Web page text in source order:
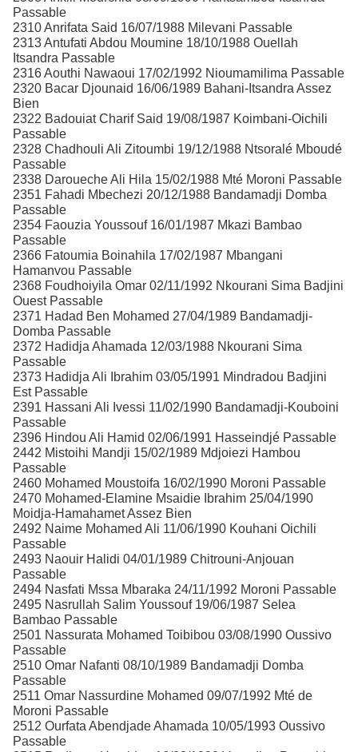
Passable
2310 Anrifata Said 16/07/1988 Milevani Passable
2313 Antufati Abdou Moumine 18/10/1988 Ouellah
Itsandra Passable
2316 Aouthi Nawaoui 17/02/1992 Nioumamilima Passable
2320 Bacar Djounaid 16/06/1989 Bahani-Itsandra Assez
Bien
2322 Badouiat Charif Said 19/08/1987 Koimbani-Oichili
Passable
2328 Chadhouli Ali Zitoumbi 19/12/1988 Ntsoralé Mboudé
Passable
2338 Daroueche Ali Hila 15/02/1988 Mté Moroni Passable
2351 Fahadi Mbechezi 20/12/1988 Bandamadji Domba
Passable
2354 Faouzia Youssouf 16/01/1987 Mkazi Bambao
Passable
2366 Fatoumia Boinahila 17/02/1987 Mbangani
Hamanvou Passable
2368 Foudhoiyila Omar 02/11/1992 Nkourani Sima Badjini
Ouest Passable
2371 Hadad Ben Mohamed 27/04/1989 Bandamadji-
Domba Passable
2372 Hadidja Ahamada 12/03/1988 Nkourani Sima
Passable
2373 Hadidja Ali Ibrahim 03/05/1991 Mindradou Badjini
Est Passable
2391 Hassani Ali Ivessi 11/02/1990 Bandamadji-Kouboini
Passable
2396 Hindou Ali Hamid 02/06/1991 Hasseindjé Passable
2442 Mistoihi Mandji 15/02/1989 Mdjoiezi Hambou
Passable
2460 Mohamed Moustoifa 16/02/1990 Moroni Passable
2470 Mohamed-Elamine Msaidie Ibrahim 25/04/1990
Moidja-Hamahamet Assez Bien
2492 Naime Mohamed Ali 11/06/1990 Kouhani Oichili
Passable
2493 Naouir Halidi 04/01/1989 Chitrouni-Anjouan
Passable
2494 Nasfati Mssa Mbaraka 24/11/1992 Moroni Passable
2495 Nasrullah Salim Youssouf 19/06/1987 Selea
Bambao Passable
2501 Nassurata Mohamed Toibibou 03/08/1990 Oussivo
Passable
2510 Omar Nafanti 08/10/1989 Bandamadji Domba
Passable
2511 Omar Nassurdine Mohamed 09/07/1992 Mté de
Moroni Passable
2512 Ourfata Abendjade Ahamada 10/05/1993 Oussivo
Passable